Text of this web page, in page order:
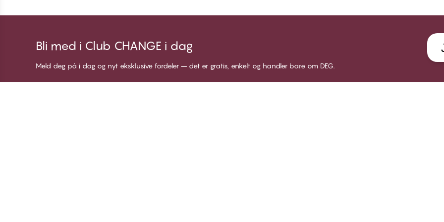
Bli med i Club CHANGE i dag
Meld deg på i dag og nyt eksklusive fordeler – det er gratis, enkelt og handler bare om DEG.